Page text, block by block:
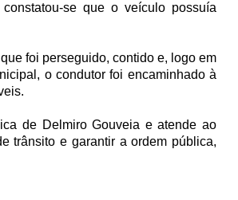
se que o veículo possuía
foi perseguido, contido e, logo em
o condutor foi encaminhado à
de Delmiro Gouveia e atende ao
trânsito e garantir a ordem pública,